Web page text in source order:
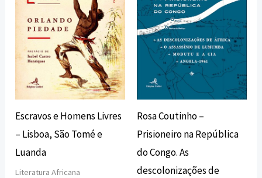
Escravos e Homens Livres
– Lisboa, São Tomé e
Luanda
Literatura Africana
Rosa Coutinho –
Prisioneiro na República
do Congo. As
descolonizações de